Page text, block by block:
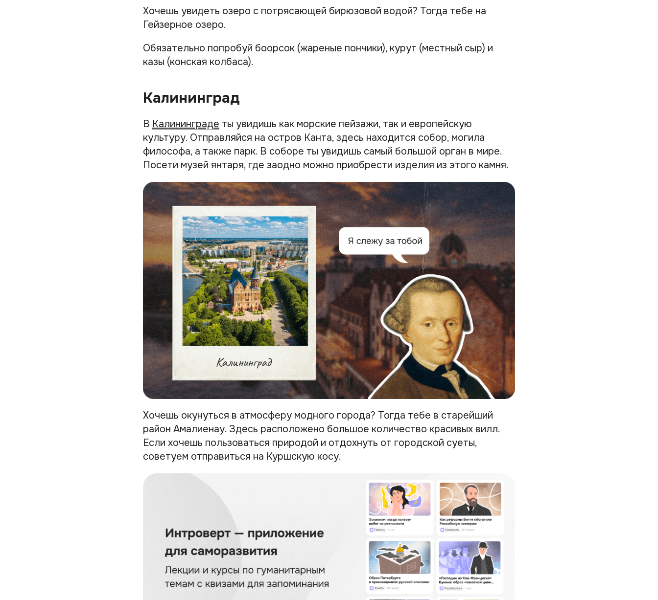
Хочешь увидеть озеро с потрясающей бирюзовой водой? Тогда тебе на
Гейзерное озеро.
Обязательно попробуй боорсок (жареные пончики), курут (местный сыр) и
казы (конская колбаса).
Калининград
В Калининграде ты увидишь как морские пейзажи, так и европейскую
культуру. Отправляйся на остров Канта, здесь находится собор, могила
философа, а также парк. В соборе ты увидишь самый большой орган в мире.
Посети музей янтаря, где заодно можно приобрести изделия из этого камня.
Хочешь окунуться в атмосферу модного города? Тогда тебе в старейший
район Амалиенау. Здесь расположено большое количество красивых вилл.
Если хочешь пользоваться природой и отдохнуть от городской суеты,
советуем отправиться на Куршскую косу.